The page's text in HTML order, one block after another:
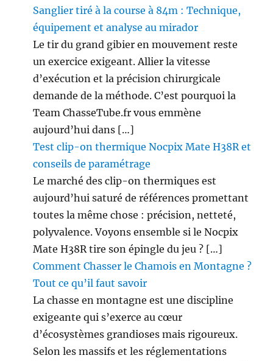
Sanglier tiré à la course à 84m : Technique,
équipement et analyse au mirador
Le tir du grand gibier en mouvement reste
un exercice exigeant. Allier la vitesse
d’exécution et la précision chirurgicale
demande de la méthode. C’est pourquoi la
Team ChasseTube.fr vous emmène
aujourd’hui dans […]
Test clip-on thermique Nocpix Mate H38R et
conseils de paramétrage
Le marché des clip-on thermiques est
aujourd’hui saturé de références promettant
toutes la même chose : précision, netteté,
polyvalence. Voyons ensemble si le Nocpix
Mate H38R tire son épingle du jeu ? […]
Comment Chasser le Chamois en Montagne ?
Tout ce qu’il faut savoir
La chasse en montagne est une discipline
exigeante qui s’exerce au cœur
d’écosystèmes grandioses mais rigoureux.
Selon les massifs et les réglementations